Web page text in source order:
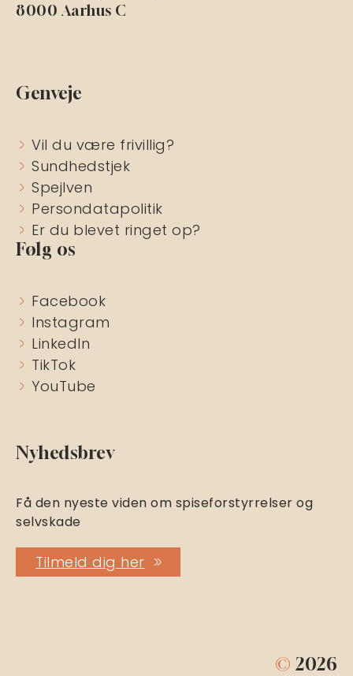
8000 Aarhus C
Genveje
Vil du være frivillig?
Sundhedstjek
Spejlven
Persondatapolitik
Er du blevet ringet op?
Følg os
Facebook
Instagram
LinkedIn
TikTok
YouTube
Nyhedsbrev
Få den nyeste viden om spiseforstyrrelser og
selvskade
Tilmeld dig her
© 2026